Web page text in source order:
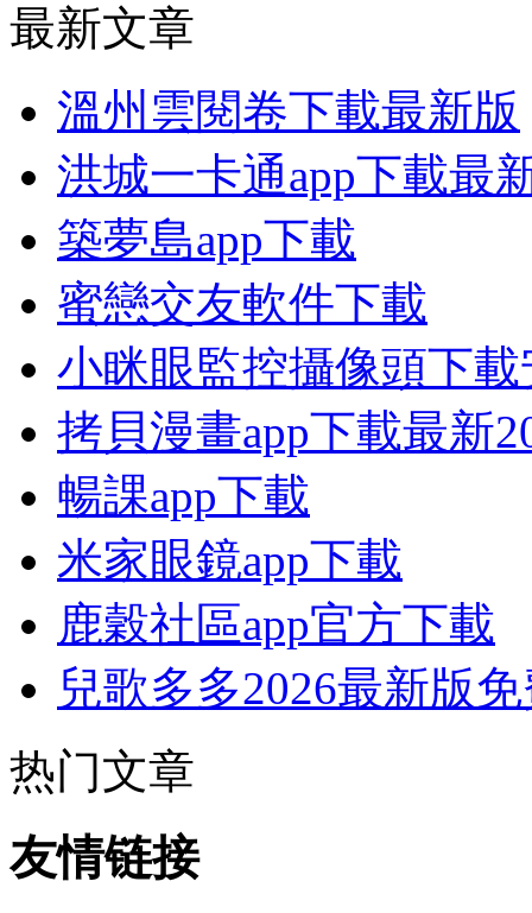
最新文章
溫州雲閱卷下載最新版
洪城一卡通app下載最
築夢島app下載
蜜戀交友軟件下載
小眯眼監控攝像頭下載
拷貝漫畫app下載最新
暢課app下載
米家眼鏡app下載
鹿穀社區app官方下載
兒歌多多2026最新版
热门文章
友情链接